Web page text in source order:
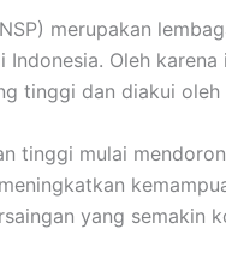
merupakan
Indonesia. Oleh
tinggi dan diakui
tinggi mulai
yang semakin